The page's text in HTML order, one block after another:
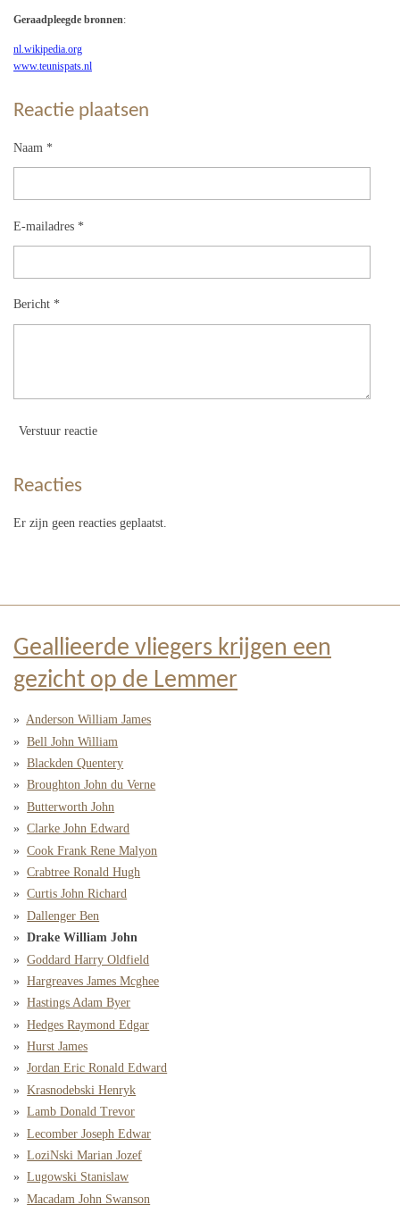
Geraadpleegde bronnen:
nl.wikipedia.org
www.teunispats.nl
Reactie plaatsen
Naam *
E-mailadres *
Bericht *
Verstuur reactie
Reacties
Er zijn geen reacties geplaatst.
Geallieerde vliegers krijgen een
gezicht op de Lemmer
Anderson William James
Bell John William
Blackden Quentery
Broughton John du Verne
Butterworth John
Clarke John Edward
Cook Frank Rene Malyon
Crabtree Ronald Hugh
Curtis John Richard
Dallenger Ben
Drake William John
Goddard Harry Oldfield
Hargreaves James Mcghee
Hastings Adam Byer
Hedges Raymond Edgar
Hurst James
Jordan Eric Ronald Edward
Krasnodebski Henryk
Lamb Donald Trevor
Lecomber Joseph Edwar
LoziNski Marian Jozef
Lugowski Stanislaw
Macadam John Swanson